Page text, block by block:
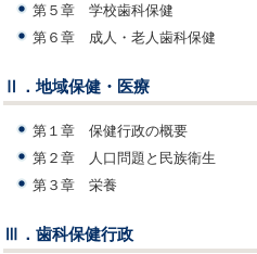
第５章 学校歯科保健
第６章 成人・老人歯科保健
Ⅱ．地域保健・医療
第１章 保健行政の概要
第２章 人口問題と民族衛生
第３章 栄養
Ⅲ．歯科保健行政